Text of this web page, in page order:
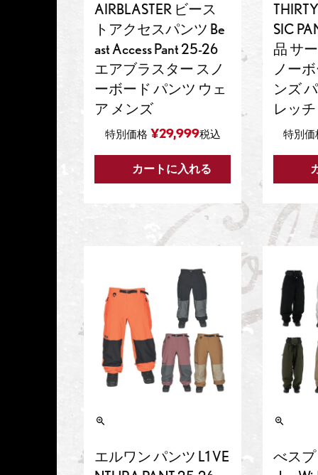
AIRBLASTER ビース
トアクセスパンツ Be
ast Access Pant 25-26
エアブラスター スノ
ーボード パンツ ウェ
ア メンズ
特別価格 ¥29,999税込
カートに入れる
SIC
品 サ
ノー
ンズ
レッ
特別価
エルワン パンツ L1 VE
べスプ